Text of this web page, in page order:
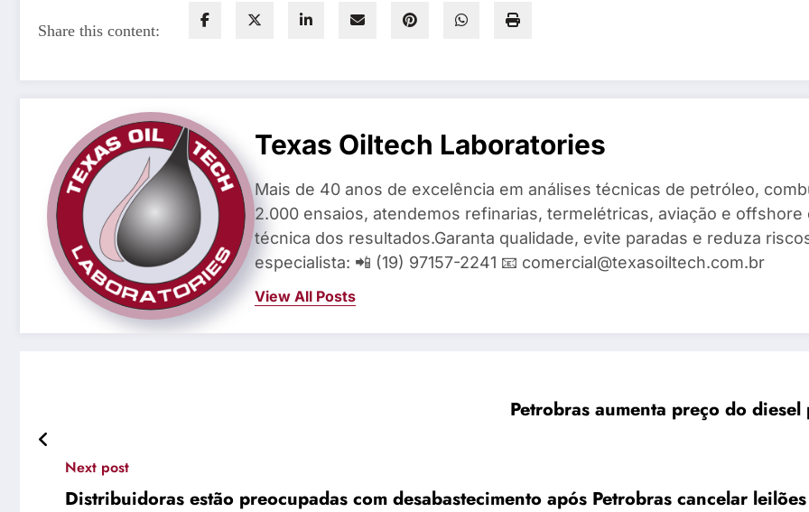
Share this content:
Texas Oiltech Laboratories
Mais de 40 anos de excelência em análises técnicas de petróleo,
2.000 ensaios, atendemos refinarias, termelétricas, aviação e
técnica dos resultados.Garanta qualidade, evite paradas e reduza
especialista: 📲 (19) 97157-2241 📧 comercial@texasoiltech.com.br
View All Posts
Petrobras aumenta preço do
Next post
Distribuidoras estão preocupadas com desabastecimento após Petrobras cancelar